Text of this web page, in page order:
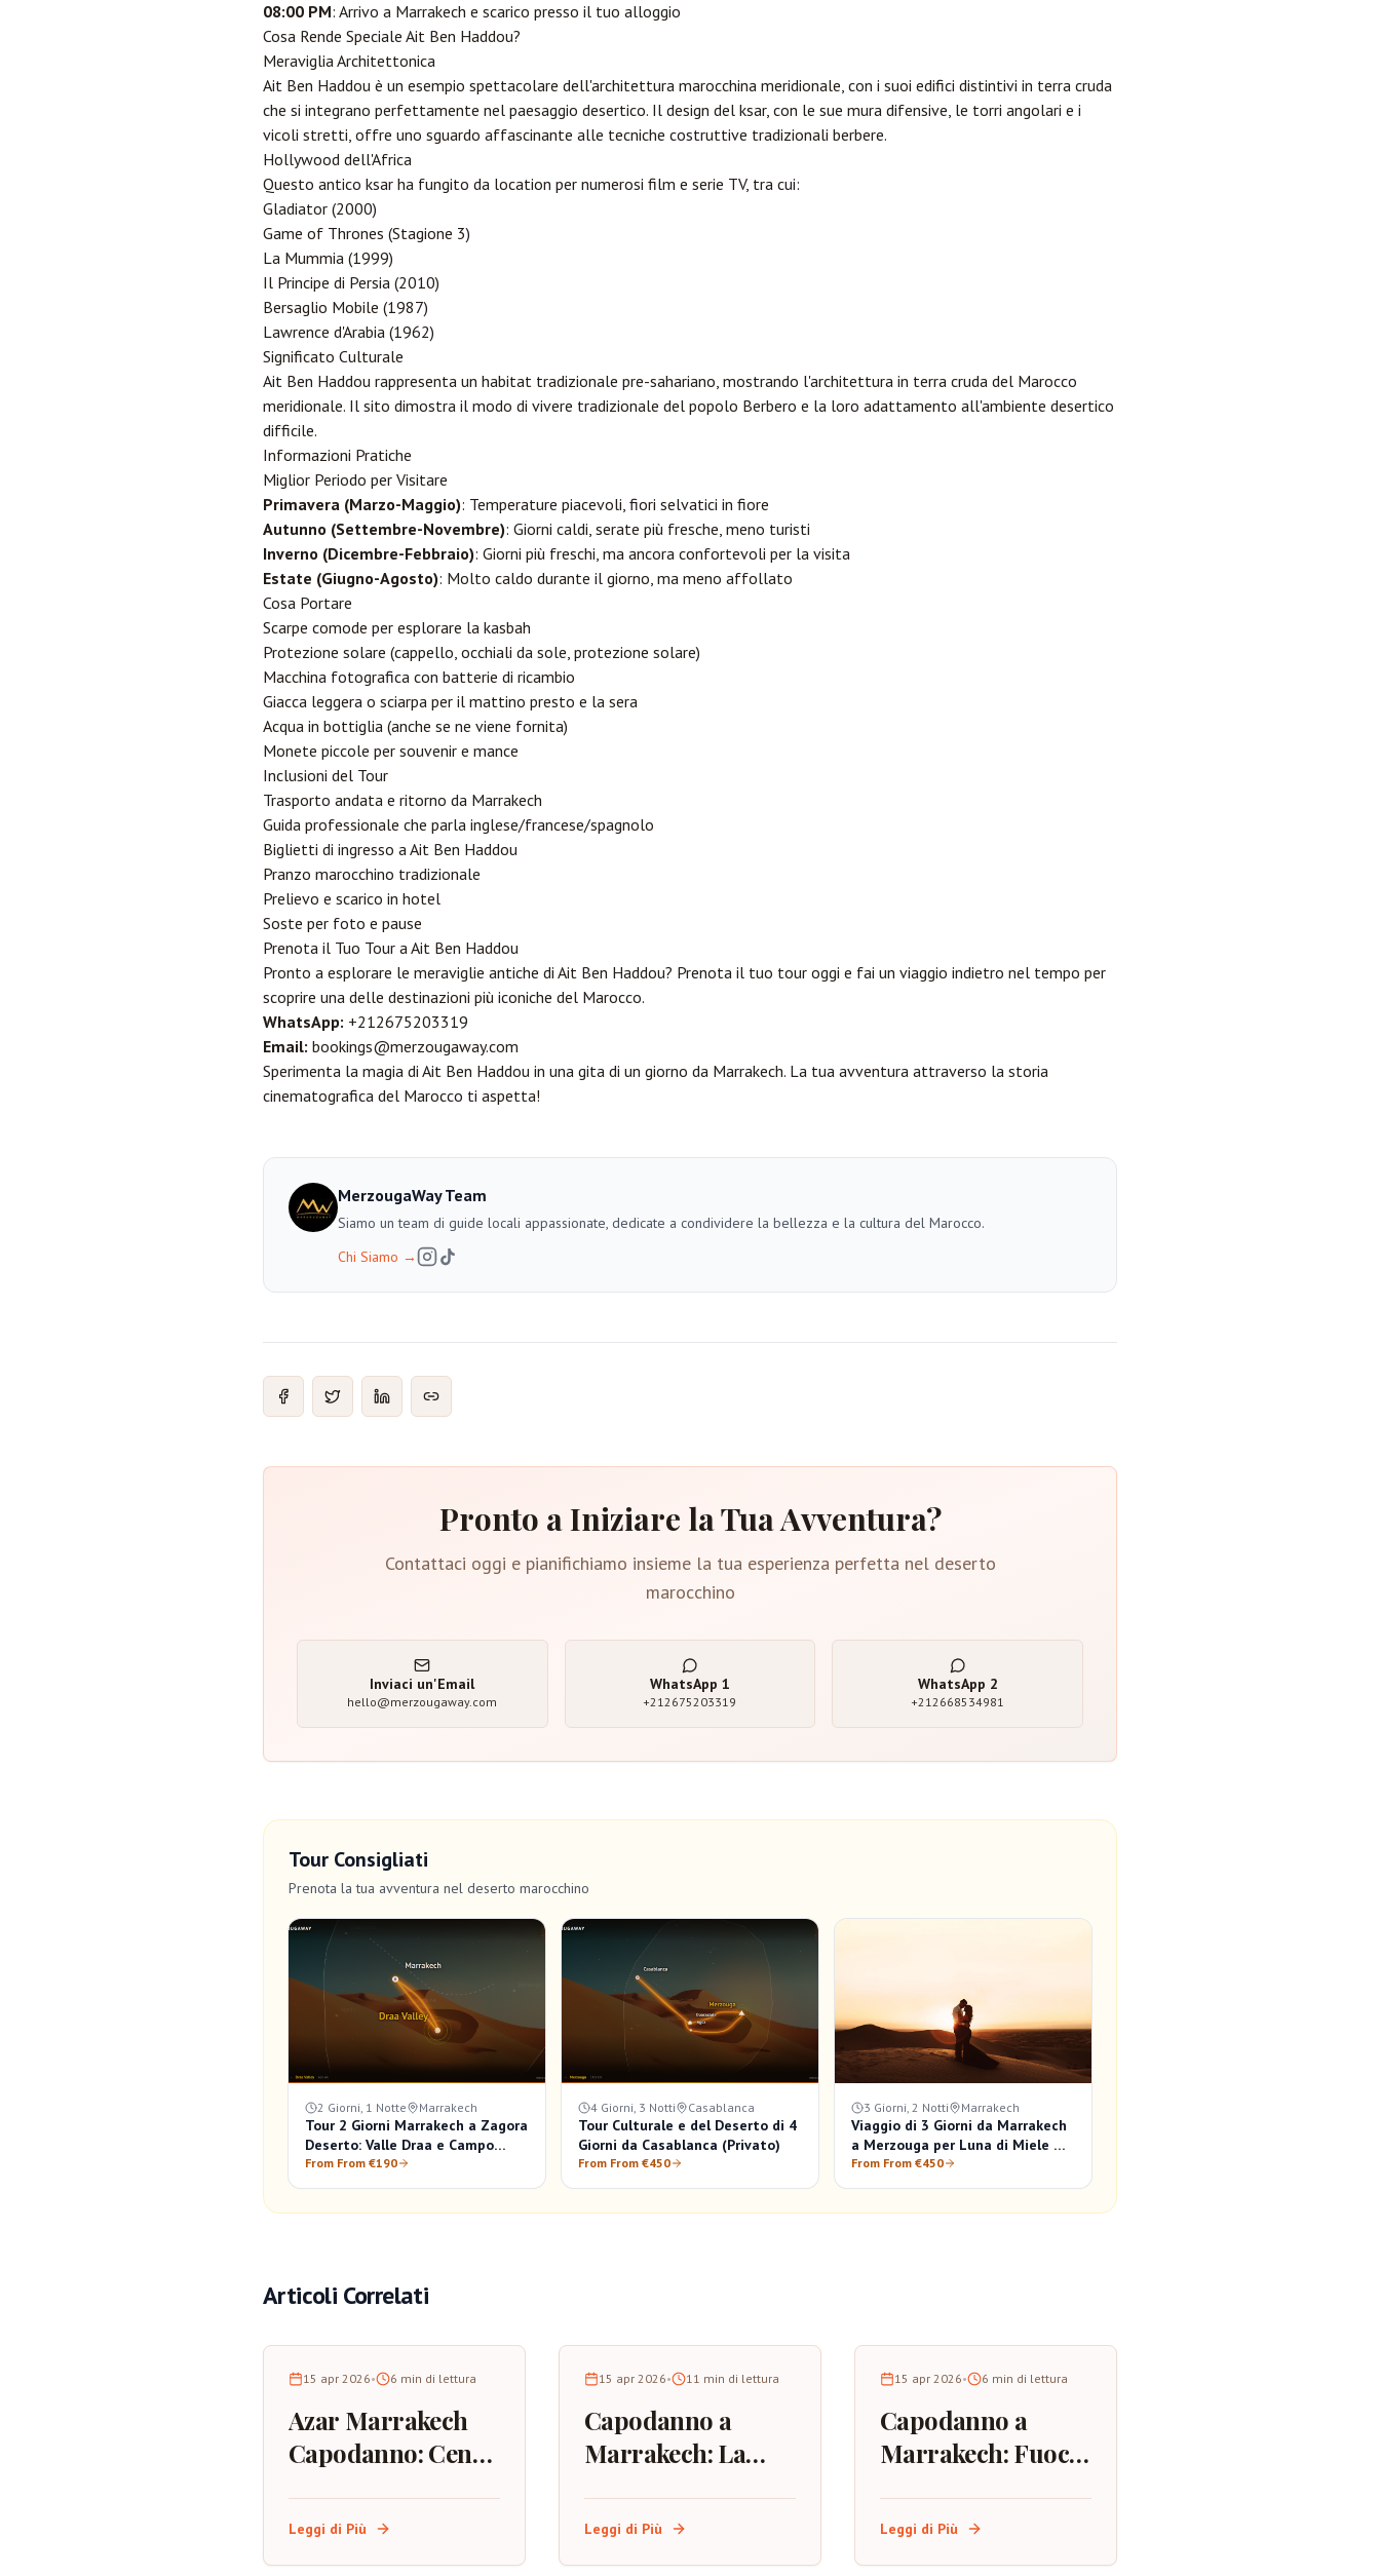
08:00 PM: Arrivo a Marrakech e scarico presso il tuo alloggio
Cosa Rende Speciale Ait Ben Haddou?
Meraviglia Architettonica
Ait Ben Haddou è un esempio spettacolare dell'architettura marocchina meridionale, con i suoi edifici distintivi in terra cruda
che si integrano perfettamente nel paesaggio desertico. Il design del ksar, con le sue mura difensive, le torri angolari e i
vicoli stretti, offre uno sguardo affascinante alle tecniche costruttive tradizionali berbere.
Hollywood dell'Africa
Questo antico ksar ha fungito da location per numerosi film e serie TV, tra cui:
Gladiator (2000)
Game of Thrones (Stagione 3)
La Mummia (1999)
Il Principe di Persia (2010)
Bersaglio Mobile (1987)
Lawrence d'Arabia (1962)
Significato Culturale
Ait Ben Haddou rappresenta un habitat tradizionale pre-sahariano, mostrando l'architettura in terra cruda del Marocco
meridionale. Il sito dimostra il modo di vivere tradizionale del popolo Berbero e la loro adattamento all'ambiente desertico
difficile.
Informazioni Pratiche
Miglior Periodo per Visitare
Primavera (Marzo-Maggio): Temperature piacevoli, fiori selvatici in fiore
Autunno (Settembre-Novembre): Giorni caldi, serate più fresche, meno turisti
Inverno (Dicembre-Febbraio): Giorni più freschi, ma ancora confortevoli per la visita
Estate (Giugno-Agosto): Molto caldo durante il giorno, ma meno affollato
Cosa Portare
Scarpe comode per esplorare la kasbah
Protezione solare (cappello, occhiali da sole, protezione solare)
Macchina fotografica con batterie di ricambio
Giacca leggera o sciarpa per il mattino presto e la sera
Acqua in bottiglia (anche se ne viene fornita)
Monete piccole per souvenir e mance
Inclusioni del Tour
Trasporto andata e ritorno da Marrakech
Guida professionale che parla inglese/francese/spagnolo
Biglietti di ingresso a Ait Ben Haddou
Pranzo marocchino tradizionale
Prelievo e scarico in hotel
Soste per foto e pause
Prenota il Tuo Tour a Ait Ben Haddou
Pronto a esplorare le meraviglie antiche di Ait Ben Haddou? Prenota il tuo tour oggi e fai un viaggio indietro nel tempo per
scoprire una delle destinazioni più iconiche del Marocco.
WhatsApp: +212675203319
Email: bookings@merzougaway.com
Sperimenta la magia di Ait Ben Haddou in una gita di un giorno da Marrakech. La tua avventura attraverso la storia
cinematografica del Marocco ti aspetta!
MerzougaWay Team
Siamo un team di guide locali appassionate, dedicate a condividere la bellezza e la cultura del Marocco.
Chi Siamo →
Pronto a Iniziare la Tua Avventura?
Contattaci oggi e pianifichiamo insieme la tua esperienza perfetta nel deserto
marocchino
Inviaci un'Email
hello@merzougaway.com
WhatsApp 1
+212675203319
WhatsApp 2
+212668534981
Tour Consigliati
Prenota la tua avventura nel deserto marocchino
2 Giorni, 1 Notte Marrakech
Tour 2 Giorni Marrakech a Zagora
Deserto: Valle Draa e Campo
Sahariano
From From €190
4 Giorni, 3 Notti Casablanca
Tour Culturale e del Deserto di 4
Giorni da Casablanca (Privato)
From From €450
3 Giorni, 2 Notti Marrakech
Viaggio di 3 Giorni da Marrakech
a Merzouga per Luna di Miele &
Trek di Cammello Romantico
From From €450
Articoli Correlati
15 apr 2026• 6 min di lettura
Azar Marrakech
Capodanno: Cena
Atmosfera e
Leggi di Più
15 apr 2026• 11 min di lettura
Capodanno a
Marrakech: La
per Celebrare
Leggi di Più
15 apr 2026• 6 min di lettura
Capodanno a
Marrakech: Fuochi
Migliori Punti di
Leggi di Più